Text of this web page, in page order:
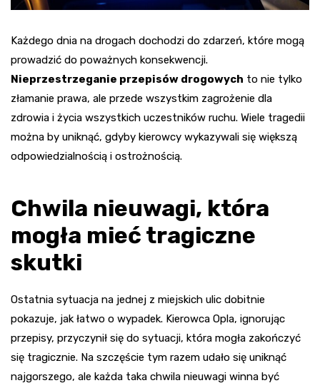
Każdego dnia na drogach dochodzi do zdarzeń, które mogą
prowadzić do poważnych konsekwencji.
Nieprzestrzeganie przepisów drogowych to nie tylko
złamanie prawa, ale przede wszystkim zagrożenie dla
zdrowia i życia wszystkich uczestników ruchu. Wiele tragedii
można by uniknąć, gdyby kierowcy wykazywali się większą
odpowiedzialnością i ostrożnością.
Chwila nieuwagi, która
mogła mieć tragiczne
skutki
Ostatnia sytuacja na jednej z miejskich ulic dobitnie
pokazuje, jak łatwo o wypadek. Kierowca Opla, ignorując
przepisy, przyczynił się do sytuacji, która mogła zakończyć
się tragicznie. Na szczęście tym razem udało się uniknąć
najgorszego, ale każda taka chwila nieuwagi winna być